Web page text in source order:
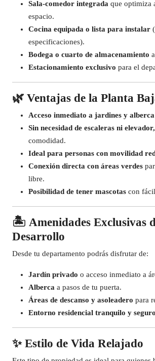
Sala-comedor integrada que optimiza
espacio.
Cocina equipada o lista para instalar
especificaciones).
Bodega o cuarto de almacenamiento
Estacionamiento exclusivo para el
🌿 Ventajas de la Planta
Acceso inmediato a jardines y alberca
Sin necesidad de escaleras ni elevador,
comodidad.
Ideal para personas con movilidad
Conexión directa con áreas verdes
libre.
Posibilidad de tener mascotas con
🏝️ Amenidades Exclusivas
Desarrollo
Desde tu departamento podrás disfrutar de:
Jardín privado o acceso inmediato a
Alberca a pasos de tu puerta.
Áreas de descanso y asoleadero para
Entorno residencial tranquilo y
✨Estilo de Vida Relajado